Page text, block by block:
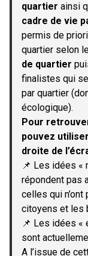
quartier ainsi
cadre de vie
permis de
quartier selon
de quartier
finalistes qui
par quartier
écologique).
Pour
pouvez
droite de
📌 Les idées «
répondent pas
celles qui
citoyens et les
📌 Les idées «
sont
A l’issue de